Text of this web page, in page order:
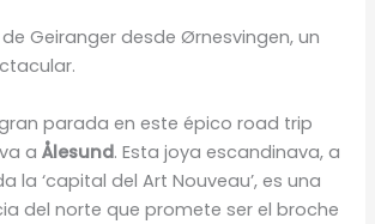
Geiranger desde Ørnesvingen, un
parada en este épico road trip
aÅlesund. Esta joya escandinava, a
la ‘capital del Art Nouveau’, es una
del norte que promete ser el broche